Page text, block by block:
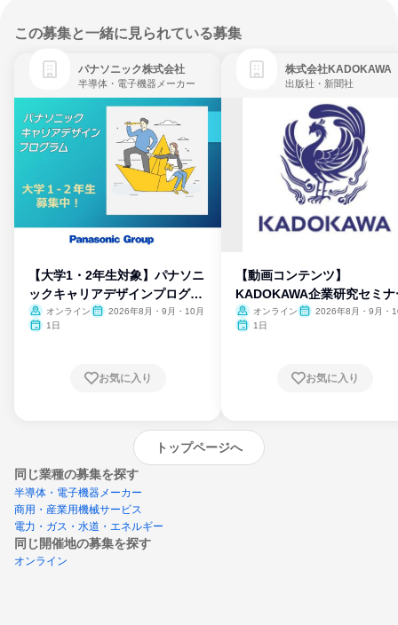
この募集と一緒に見られている募集
パナソニック株式会社
半導体・電子機器メーカー
【大学1・2年生対象】パナソニ
ックキャリアデザインプログラ
ム
オンライン
2026年8月・9月・10月
1日
お気に入り
株式会社KADOKAWA
出版社・新聞社
【動画コンテンツ】
KADOKAWA企業研究セミナ
オンライン
2026年8月・9月・
1日
お気に入り
トップページへ
同じ業種の募集を探す
半導体・電子機器メーカー
商用・産業用機械サービス
電力・ガス・水道・エネルギー
同じ開催地の募集を探す
オンライン